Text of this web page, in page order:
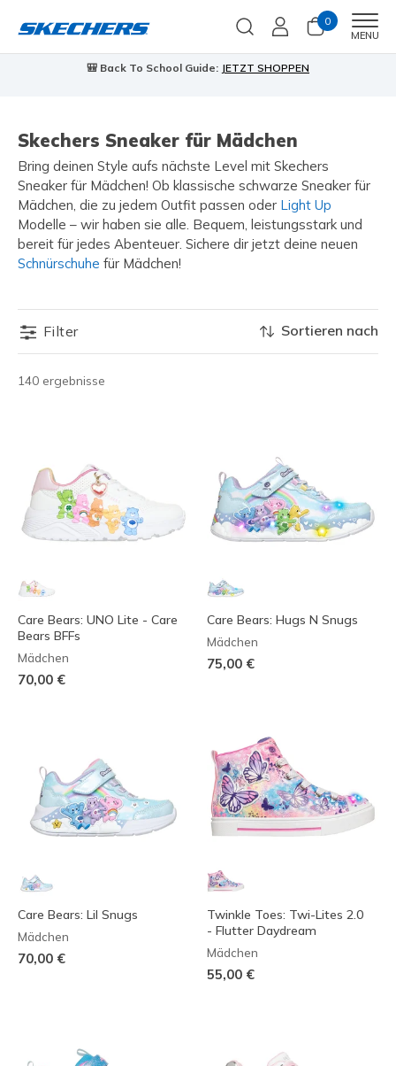
0
MENU
🎒 Back To School Guide: JETZT SHOPPEN
Skechers Sneaker für Mädchen
Bring deinen Style aufs nächste Level mit Skechers
Sneaker für Mädchen! Ob klassische schwarze Sneaker für
Mädchen, die zu jedem Outfit passen oder Light Up
Modelle – wir haben sie alle. Bequem, leistungsstark und
bereit für jedes Abenteuer. Sichere dir jetzt deine neuen
Schnürschuhe für Mädchen!
Filter
140 ergebnisse
Sortieren nach
Care Bears: UNO Lite - Care
Bears BFFs
Mädchen
70,00 €
Care Bears: Hugs N Snugs
Mädchen
75,00 €
Care Bears: Lil Snugs
Mädchen
70,00 €
Twinkle Toes: Twi-Lites 2.0
- Flutter Daydream
Mädchen
55,00 €